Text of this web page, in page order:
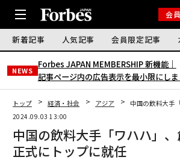
会
新着記事 人気記事 会員限定記事
NEWS
Forbes JAPAN MEMBERSHIP 新機能｜
記事ページ内の広告表示を最小限にし
トップ 経済・社会 アジア
中国の飲料大手
2024.09.03 13:00
中国の飲料大手「ワハハ」
正式にトップに就任